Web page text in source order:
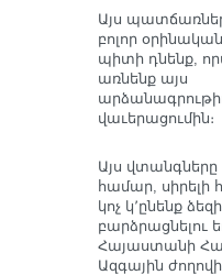
Այս
բոլոր
պիտի դնենք,
առնենք այս
վաւերացումին։
Այս վտանգները
համար, սիրելի
կոչ կ՚ընենք
բարձրացնելու
Հայաստանի
Ազգային ժողովի